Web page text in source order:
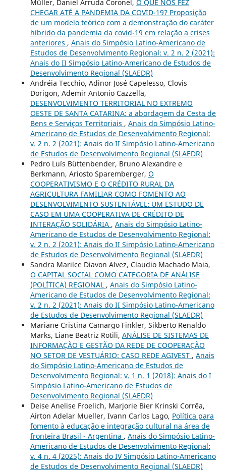
Müller, Daniel Arruda Coronel, O QUE NOS FEZ
CHEGAR ATÉ A PANDEMIA DA COVID-19? Proposição
de um modelo teórico com a demonstração do caráter
híbrido da pandemia da covid-19 em relação a crises
anteriores , Anais do Simpósio Latino-Americano de
Estudos de Desenvolvimento Regional: v. 2 n. 2 (2021):
Anais do II Simpósio Latino-Americano de Estudos de
Desenvolvimento Regional (SLAEDR)
Andréia Tecchio, Adinor José Capelesso, Clovis
Dorigon, Ademir Antonio Cazzella,
DESENVOLVIMENTO TERRITORIAL NO EXTREMO
OESTE DE SANTA CATARINA: a abordagem da Cesta de
Bens e Serviços Territoriais , Anais do Simpósio Latino-
Americano de Estudos de Desenvolvimento Regional:
v. 2 n. 2 (2021): Anais do II Simpósio Latino-Americano
de Estudos de Desenvolvimento Regional (SLAEDR)
Pedro Luís Büttenbender, Bruno Alexandre e
Berkmann, Ariosto Sparemberger, O
COOPERATIVISMO E O CRÉDITO RURAL DA
AGRICULTURA FAMILIAR COMO FOMENTO AO
DESENVOLVIMENTO SUSTENTÁVEL: UM ESTUDO DE
CASO EM UMA COOPERATIVA DE CRÉDITO DE
INTERAÇÃO SOLIDÁRIA , Anais do Simpósio Latino-
Americano de Estudos de Desenvolvimento Regional:
v. 2 n. 2 (2021): Anais do II Simpósio Latino-Americano
de Estudos de Desenvolvimento Regional (SLAEDR)
Sandra Marilce Diavon Alvez, Claudio Machado Maia,
O CAPITAL SOCIAL COMO CATEGORIA DE ANÁLISE
(POLÍTICA) REGIONAL , Anais do Simpósio Latino-
Americano de Estudos de Desenvolvimento Regional:
v. 2 n. 2 (2021): Anais do II Simpósio Latino-Americano
de Estudos de Desenvolvimento Regional (SLAEDR)
Mariane Cristina Camargo Finkler, Sikberto Renaldo
Marks, Liane Beatriz Rotili, ANÁLISE DE SISTEMAS DE
INFORMAÇÃO E GESTÃO DA REDE DE COOPERAÇÃO
NO SETOR DE VESTUÁRIO: CASO REDE AGIVEST , Anais
do Simpósio Latino-Americano de Estudos de
Desenvolvimento Regional: v. 1 n. 1 (2018): Anais do I
Simpósio Latino-Americano de Estudos de
Desenvolvimento Regional (SLAEDR)
Deise Anelise Froelich, Marjorie Bier Krinski Corrêa,
Airton Adelar Mueller, Ivann Carlos Lago, Política para
fomento à educação e integração cultural na área de
fronteira Brasil - Argentina , Anais do Simpósio Latino-
Americano de Estudos de Desenvolvimento Regional:
v. 4 n. 4 (2025): Anais do IV Simpósio Latino-Americano
de Estudos de Desenvolvimento Regional (SLAEDR)